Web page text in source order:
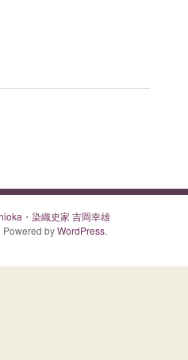
・染織史家 吉岡幸雄
Powered byWordPress.